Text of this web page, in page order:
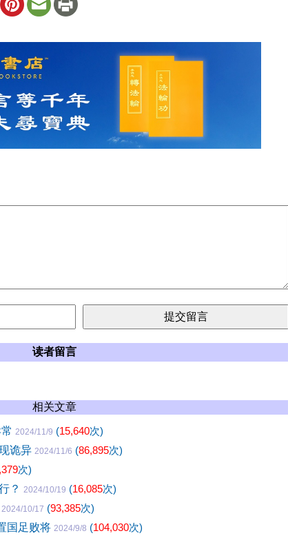
读者留言
相关文章
2024/11/9 (15,640次)
诡异 2024/11/6 (86,895次)
次)
？ 2024/10/19 (16,085次)
2024/10/17 (93,385次)
国足败将 2024/9/8 (104,030次)